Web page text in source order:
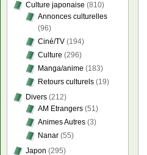
Culture japonaise (810)
Annonces culturelles
(96)
Ciné/TV (194)
Culture (296)
Manga/anime (183)
Retours culturels (19)
Divers (212)
AM Etrangers (51)
Animes Autres (3)
Nanar (55)
Japon (295)